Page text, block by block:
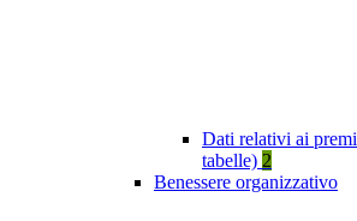
Dati relativi ai
tabelle) 2
Benessere organizzativo